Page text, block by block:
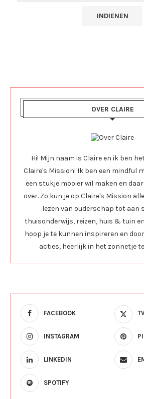
OVER CLAIRE
Hi! Mijn naam is Claire en ik ben
Claire's Mission! Ik ben een mindful
een stukje mooier wil maken en
over. Zo kun je op Claire's Mission
lezen van ouderschap tot aan
thuisonderwijs, reizen, huis & tuin
hoop je te kunnen inspireren en
acties, heerlijk in het zonnetje
FACEBOOK
INSTAGRAM
LINKEDIN
SPOTIFY